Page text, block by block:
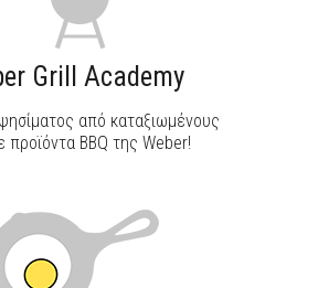
Grill Academy
από καταξιωμένους
προϊόντα BBQ της Weber!